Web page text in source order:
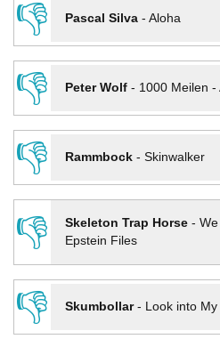
👎
Pascal Silva- Aloha
👎
Peter Wolf- 1000 Meilen -
👎
Rammbock- Skinwalker
👎
Skeleton Trap Horse-
Epstein Files
👎
Skumbollar- Look into My